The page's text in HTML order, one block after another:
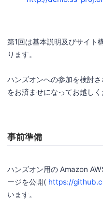
第1回は基本説明及びサイト
ります。
ハンズオンへの参加を検討
をお済ませになってお越しく
事前準備
ハンズオン用の Amazon
ージを公開( https://
います。